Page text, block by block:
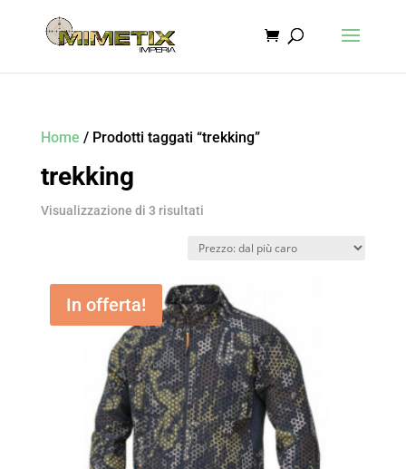
Home / Prodotti taggati “trekking”
trekking
Visualizzazione di 3 risultatiPrezzo:
caro
In offerta!